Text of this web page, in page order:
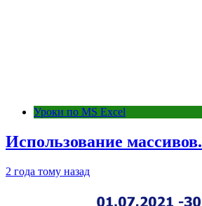
Уроки по MS Excel
Использование массивов.
2 года тому назад